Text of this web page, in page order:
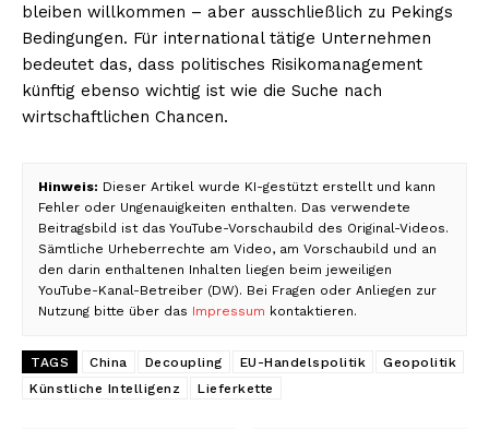
bleiben willkommen – aber ausschließlich zu Pekings
Bedingungen. Für international tätige Unternehmen
bedeutet das, dass politisches Risikomanagement
künftig ebenso wichtig ist wie die Suche nach
wirtschaftlichen Chancen.
Hinweis: Dieser Artikel wurde KI-gestützt erstellt und kann
Fehler oder Ungenauigkeiten enthalten. Das verwendete
Beitragsbild ist das YouTube-Vorschaubild des Original-Videos.
Sämtliche Urheberrechte am Video, am Vorschaubild und an
den darin enthaltenen Inhalten liegen beim jeweiligen
YouTube-Kanal-Betreiber (DW). Bei Fragen oder Anliegen zur
Nutzung bitte über das Impressum kontaktieren.
TAGS China Decoupling EU-Handelspolitik
Geopolitik
Künstliche Intelligenz
Lieferkette